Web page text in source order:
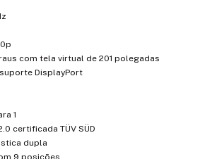
com tela virtual de 201 polegadas
DisplayPort
1
certificada TÜV SÜD
dupla
9 posições